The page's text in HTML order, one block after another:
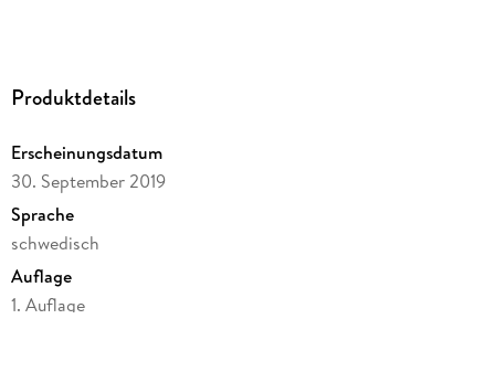
Göran Hägg, Den Svenska Litteraturhistorien.
Produktdetails
Erscheinungsdatum
30. September 2019
Sprache
schwedisch
Auflage
1. Auflage